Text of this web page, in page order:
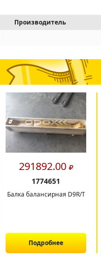
Производитель
291892.00
1774651
Балка балансирная D9R/T
Подробнее